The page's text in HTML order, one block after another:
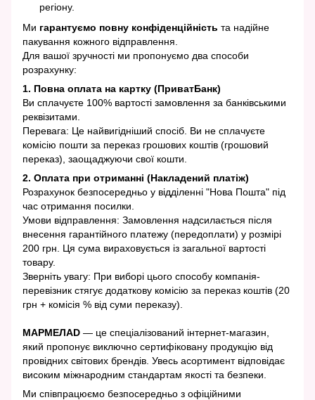
регіону.
Ми гарантуємо повну конфіденційність та надійне
пакування кожного відправлення.
Для вашої зручності ми пропонуємо два способи
розрахунку:
1. Повна оплата на картку (ПриватБанк)
Ви сплачуєте 100% вартості замовлення за банківськими
реквізитами.
Перевага: Це найвигідніший спосіб. Ви не сплачуєте
комісію пошти за переказ грошових коштів (грошовий
переказ), заощаджуючи свої кошти.
2. Оплата при отриманні (Накладений платіж)
Розрахунок безпосередньо у відділенні "Нова Пошта" під
час отримання посилки.
Умови відправлення: Замовлення надсилається після
внесення гарантійного платежу (передоплати) у розмірі
200 грн. Ця сума вираховується із загальної вартості
товару.
Зверніть увагу: При виборі цього способу компанія-
перевізник стягує додаткову комісію за переказ коштів (20
грн + комісія % від суми переказу).
МАРМЕЛАD — це спеціалізований інтернет-магазин,
який пропонує виключно сертифіковану продукцію від
провідних світових брендів. Увесь асортимент відповідає
високим міжнародним стандартам якості та безпеки.
Ми співпрацюємо безпосередньо з офіційними